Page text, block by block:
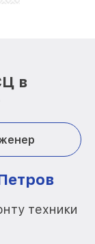
в
техники